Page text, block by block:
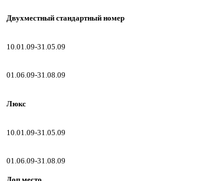
Двухместный стандартный номер
10.01.09-31.05.09
01.06.09-31.08.09
Люкс
10.01.09-31.05.09
01.06.09-31.08.09